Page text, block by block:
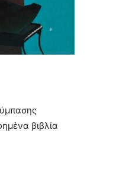
βιβλία